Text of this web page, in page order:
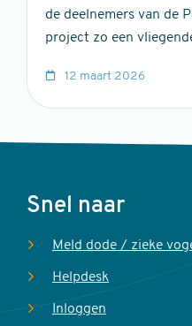
de deelnemers van de
project zo een
12 maart 2026
Voet
Snel naar
Meld dode / zieke
Helpdesk
Inloggen